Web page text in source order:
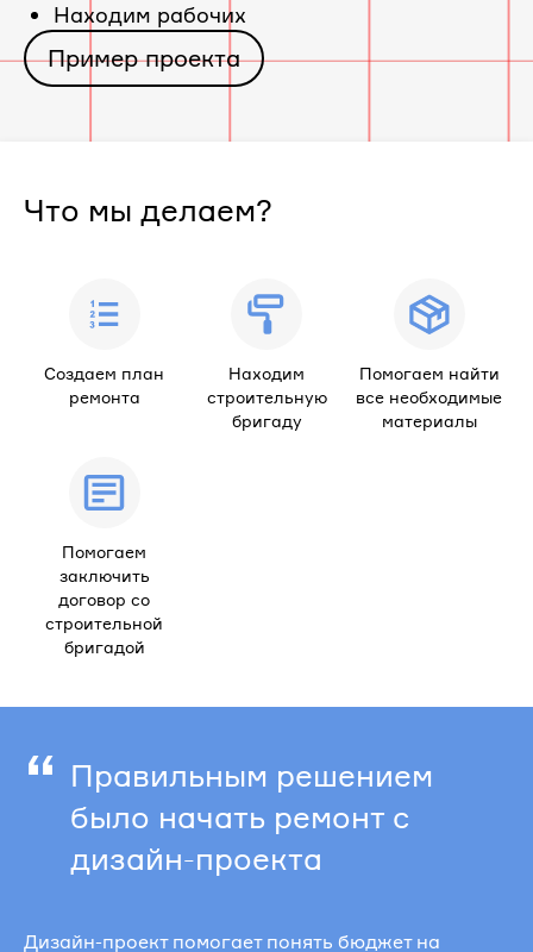
Находим рабочих
Пример проекта
Что мы делаем?
Создаем план
ремонта
Находим
строительную
бригаду
Помогаем найти
все необходимые
материалы
Помогаем
заключить
договор со
строительной
бригадой
“ Правильным решением
было начать ремонт с
дизайн-проекта
Дизайн-проект помогает понять бюджет на